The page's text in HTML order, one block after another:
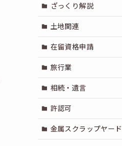
ざっくり解説
土地関連
在留資格申請
旅行業
相続・遺言
許認可
金属スクラップヤード